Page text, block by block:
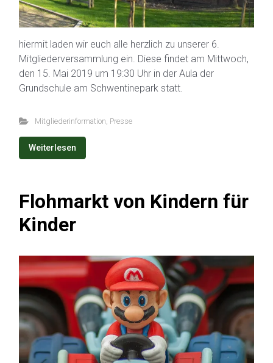
hiermit laden wir euch alle herzlich zu unserer 6.
Mitgliederversammlung ein. Diese findet am Mittwoch,
den 15. Mai 2019 um 19:30 Uhr in der Aula der
Grundschule am Schwentinepark statt.
Mitgliederinformation Presse
Weiterlesen
Flohmarkt von Kindern für
Kinder